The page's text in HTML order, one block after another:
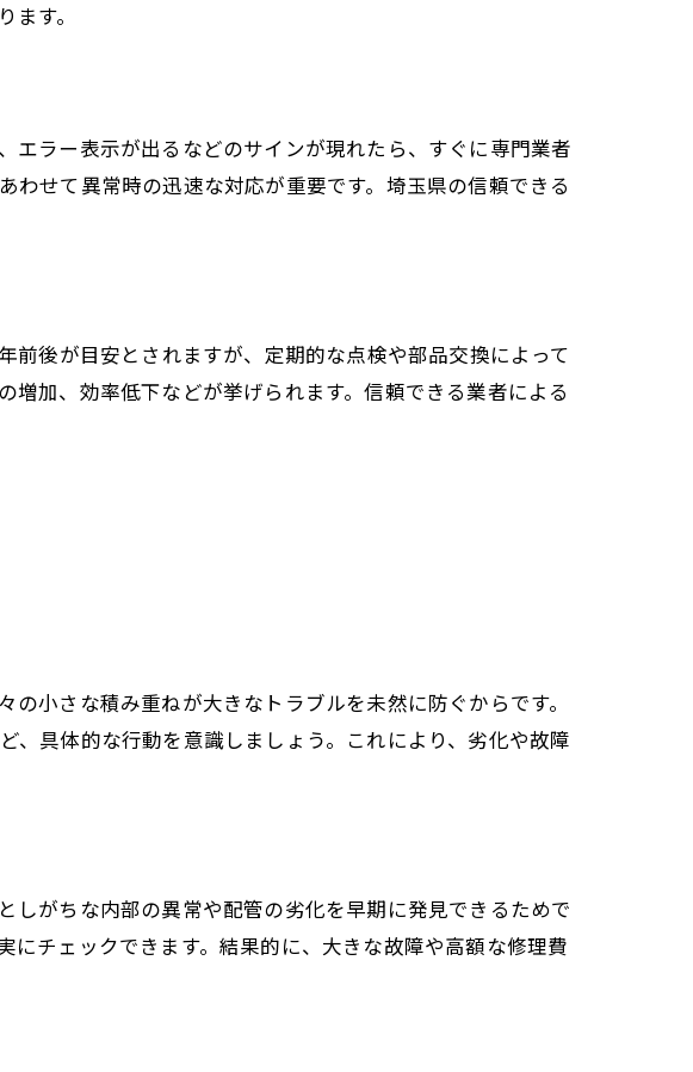
解説
事項
ンス方法
きリスク
ント
る判断基準
習慣
タイミング
役立つ理由
を紹介
コツ
を知る
守る
めの基準
す。
ラー表示が出るなどのサインが現れたら、すぐに専門業者
せて異常時の迅速な対応が重要です。埼玉県の信頼できる
後が目安とされますが、定期的な点検や部品交換によって
加、効率低下などが挙げられます。信頼できる業者による
小さな積み重ねが大きなトラブルを未然に防ぐからです。
具体的な行動を意識しましょう。これにより、劣化や故障
がちな内部の異常や配管の劣化を早期に発見できるためで
チェックできます。結果的に、大きな故障や高額な修理費